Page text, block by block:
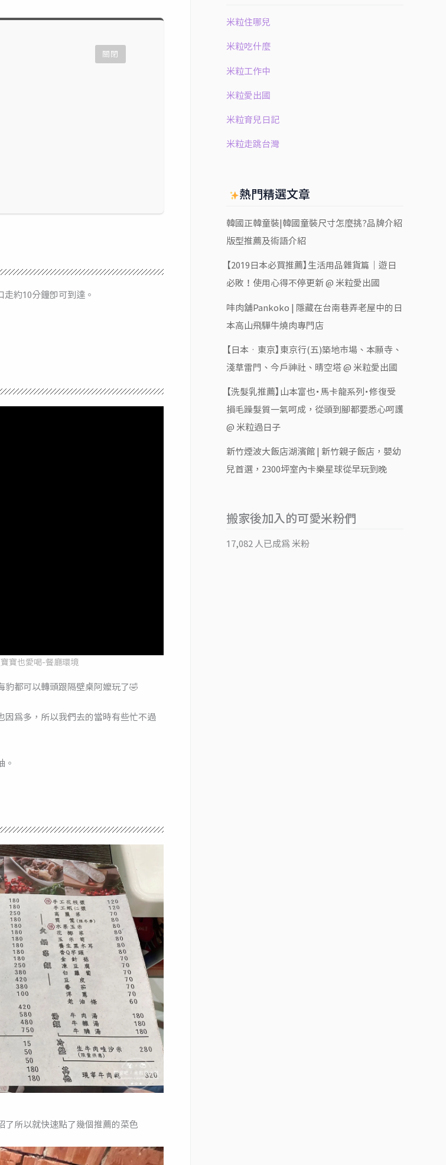
關閉
約10分鐘即可到達。
寶也愛喝-餐廳環境
豹都可以轉頭跟隔壁桌阿嬤玩了🤣
因為多，所以我們去的當時有些忙不過
。
了所以就快速點了幾個推薦的菜色
米粒住哪兒
米粒吃什麼
米粒工作中
米粒愛出國
米粒育兒日記
米粒走跳台灣
熱門精選文章
韓國正韓童裝|韓國童裝尺寸怎麼挑?品牌介紹
版型推薦及術語介紹
【2019日本必買推薦】生活用品雜貨篇｜遊日
必敗！使用心得不停更新 @ 米粒愛出國
㕩肉舖Pankoko | 隱藏在台南巷弄老屋中的日
本高山飛驒牛燒肉專門店
【日本‧東京】東京行(五)築地市場、本願寺、
淺草雷門、今戶神社、晴空塔 @ 米粒愛出國
【洗髮乳推薦】山本富也・馬卡龍系列・修復受
損毛躁髮質一氣呵成，從頭到腳都要悉心呵護
@ 米粒過日子
新竹煙波大飯店湖濱館 | 新竹親子飯店，嬰幼
兒首選，2300坪室內卡樂星球從早玩到晚
搬家後加入的可愛米粉們
17,082 人已成為 米粉